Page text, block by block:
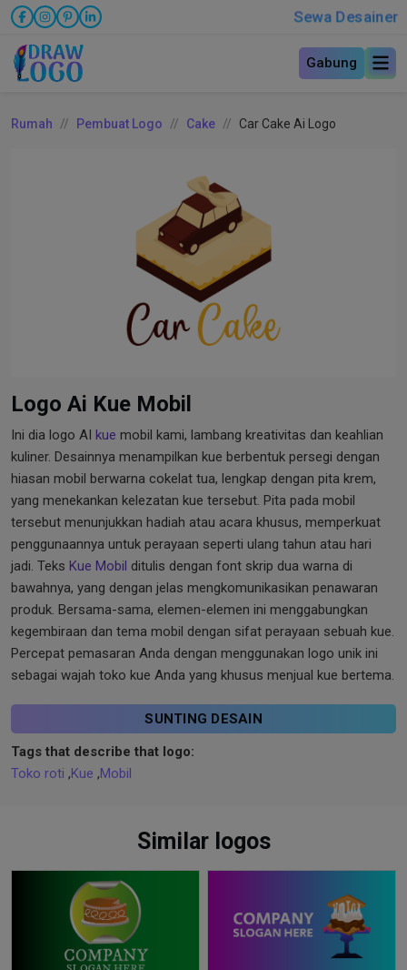
Sewa Desainer
Gabung
Rumah Pembuat Logo Cake Car Cake Ai Logo
Logo Ai Kue Mobil
Ini dia logo AI kue mobil kami, lambang kreativitas dan keahlian
kuliner. Desainnya menampilkan kue berbentuk persegi dengan
hiasan mobil berwarna cokelat tua, lengkap dengan pita krem,
yang menekankan kelezatan kue tersebut. Pita pada mobil
tersebut menunjukkan hadiah atau acara khusus, memperkuat
penggunaannya untuk perayaan seperti ulang tahun atau hari
jadi. Teks Kue Mobil ditulis dengan font skrip dua warna di
bawahnya, yang dengan jelas mengkomunikasikan penawaran
produk. Bersama-sama, elemen-elemen ini menggabungkan
kegembiraan dan tema mobil dengan sifat perayaan sebuah kue.
Percepat pemasaran Anda dengan menggunakan logo unik ini
sebagai wajah toko kue Anda yang khusus menjual kue bertema.
SUNTING DESAIN
Tags that describe that logo:
Toko roti ,Kue ,Mobil
Similar logos